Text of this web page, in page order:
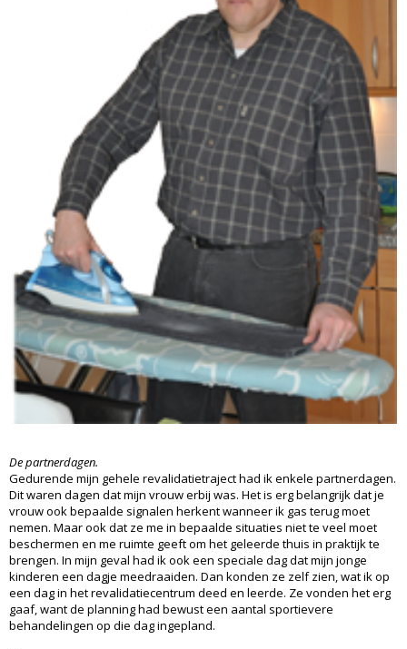
De partnerdagen.
Gedurende mijn gehele revalidatietraject had ik enkele partnerdagen.
Dit waren dagen dat mijn vrouw erbij was. Het is erg belangrijk dat je
vrouw ook bepaalde signalen herkent wanneer ik gas terug moet
nemen. Maar ook dat ze me in bepaalde situaties niet te veel moet
beschermen en me ruimte geeft om het geleerde thuis in praktijk te
brengen. In mijn geval had ik ook een speciale dag dat mijn jonge
kinderen een dagje meedraaiden. Dan konden ze zelf zien, wat ik op
een dag in het revalidatiecentrum deed en leerde. Ze vonden het erg
gaaf, want de planning had bewust een aantal sportievere
behandelingen op die dag ingepland.